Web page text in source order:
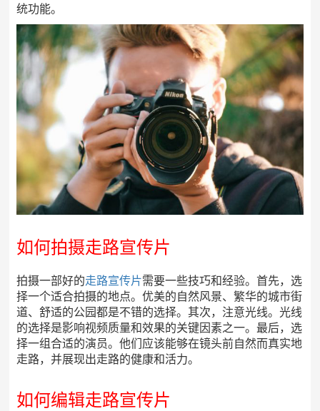
统功能。
如何拍摄走路宣传片
拍摄一部好的走路宣传片需要一些技巧和经验。首先，选
择一个适合拍摄的地点。优美的自然风景、繁华的城市街
道、舒适的公园都是不错的选择。其次，注意光线。光线
的选择是影响视频质量和效果的关键因素之一。最后，选
择一组合适的演员。他们应该能够在镜头前自然而真实地
走路，并展现出走路的健康和活力。
如何编辑走路宣传片